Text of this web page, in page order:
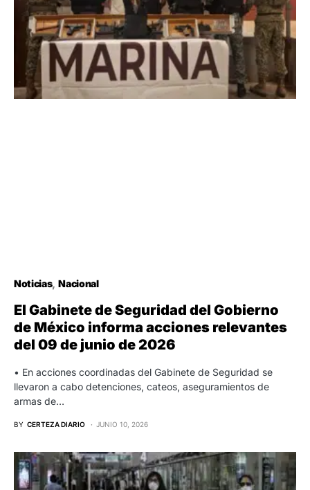
Noticias Nacional
El Gabinete de Seguridad del Gobierno
de México informa acciones relevantes
del 09 de junio de 2026
• En acciones coordinadas del Gabinete de Seguridad se
llevaron a cabo detenciones, cateos, aseguramientos de
armas de…
BY CERTEZA DIARIO JUNIO 10, 2026